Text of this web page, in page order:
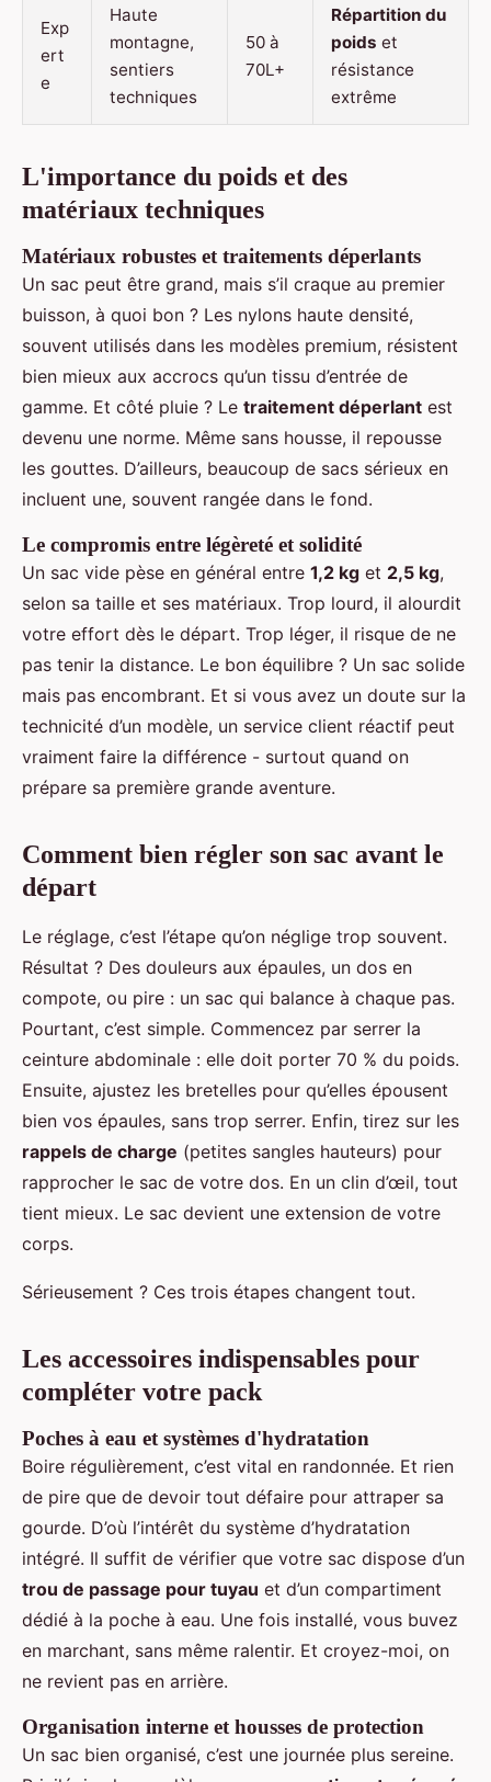
Exp
ert
e
Haute
montagne,
sentiers
techniques
50 à
70L+
Répartition du
poids et
résistance
extrême
L'importance du poids et des
matériaux techniques
Matériaux robustes et traitements déperlants
Un sac peut être grand, mais s’il craque au premier
buisson, à quoi bon ? Les nylons haute densité,
souvent utilisés dans les modèles premium, résistent
bien mieux aux accrocs qu’un tissu d’entrée de
gamme. Et côté pluie ? Le traitement déperlant est
devenu une norme. Même sans housse, il repousse
les gouttes. D’ailleurs, beaucoup de sacs sérieux en
incluent une, souvent rangée dans le fond.
Le compromis entre légèreté et solidité
Un sac vide pèse en général entre 1,2 kg et 2,5 kg,
selon sa taille et ses matériaux. Trop lourd, il alourdit
votre effort dès le départ. Trop léger, il risque de ne
pas tenir la distance. Le bon équilibre ? Un sac solide
mais pas encombrant. Et si vous avez un doute sur la
technicité d’un modèle, un service client réactif peut
vraiment faire la différence - surtout quand on
prépare sa première grande aventure.
Comment bien régler son sac avant le
départ
Le réglage, c’est l’étape qu’on néglige trop souvent.
Résultat ? Des douleurs aux épaules, un dos en
compote, ou pire : un sac qui balance à chaque pas.
Pourtant, c’est simple. Commencez par serrer la
ceinture abdominale : elle doit porter 70 % du poids.
Ensuite, ajustez les bretelles pour qu’elles épousent
bien vos épaules, sans trop serrer. Enfin, tirez sur les
rappels de charge (petites sangles hauteurs) pour
rapprocher le sac de votre dos. En un clin d’œil, tout
tient mieux. Le sac devient une extension de votre
corps.
Sérieusement ? Ces trois étapes changent tout.
Les accessoires indispensables pour
compléter votre pack
Poches à eau et systèmes d'hydratation
Boire régulièrement, c’est vital en randonnée. Et rien
de pire que de devoir tout défaire pour attraper sa
gourde. D’où l’intérêt du système d’hydratation
intégré. Il suffit de vérifier que votre sac dispose d’un
trou de passage pour tuyau et d’un compartiment
dédié à la poche à eau. Une fois installé, vous buvez
en marchant, sans même ralentir. Et croyez-moi, on
ne revient pas en arrière.
Organisation interne et housses de protection
Un sac bien organisé, c’est une journée plus sereine.